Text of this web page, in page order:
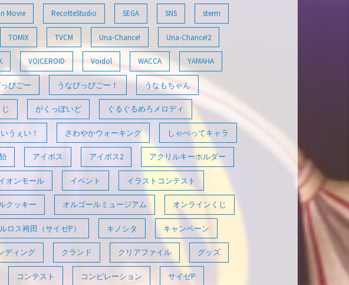
Movie RecotteStudio SEGA SNS sterm
TOMIX TVCM Una-Chance! Una-Chance!2
VOICEROID Voidol WACCA YAMAHA
ぴごー うなぴっぴごー！ うなもちゃん
がくっぽいど ぐるぐるめろメロディ
うぇい！ さわやかウォーキング しゃべってキャラ
アイボス アイボス2 アクリルキーホルダー
オンモール イベント イラストコンテスト
クッキー オルゴールミュージアム オンラインくじ
ロス袴田（サイゼP） キノシタ キャンペーン
ディング クランド クリアファイル グッズ
コンテスト コンピレーション サイゼP